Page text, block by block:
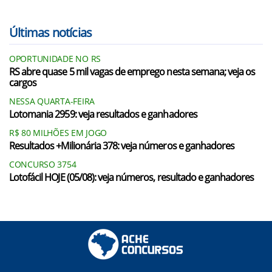
Últimas notícias
OPORTUNIDADE NO RS
RS abre quase 5 mil vagas de emprego nesta semana; veja os
cargos
NESSA QUARTA-FEIRA
Lotomania 2959: veja resultados e ganhadores
R$ 80 MILHÕES EM JOGO
Resultados +Milionária 378: veja números e ganhadores
CONCURSO 3754
Lotofácil HOJE (05/08): veja números, resultado e ganhadores